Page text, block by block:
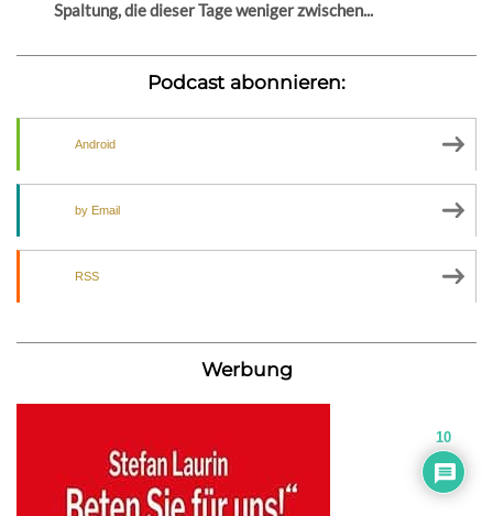
Spaltung, die dieser Tage weniger zwischen...
Podcast abonnieren:
Android
by Email
RSS
Werbung
10